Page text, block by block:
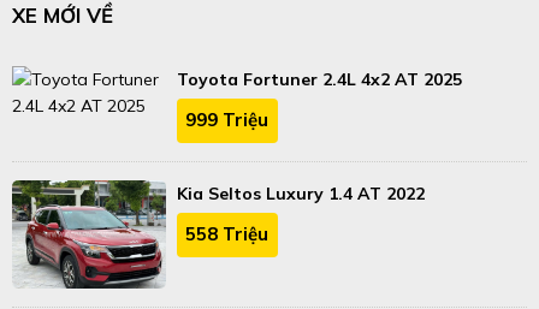
XE MỚI VỀ
Toyota Fortuner 2.4L 4x2 AT 2025
999 Triệu
Kia Seltos Luxury 1.4 AT 2022
558 Triệu